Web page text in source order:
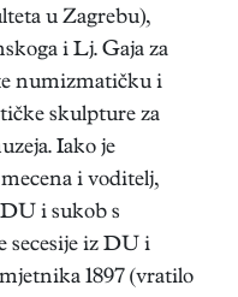
u Zagrebu),
i Lj. Gaja za
numizmatičku i
skulpture za
Iako je
i voditelj,
i sukob s
secesije iz DU i
1897 (vratilo